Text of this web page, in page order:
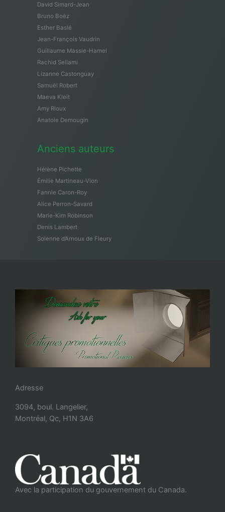
David Simard-Jean
Bruno Boëz
Esther Baslé
Jean-François Vaudrin
Guillaume Massie-Hamel
Rachid Sellami
Lizanne Castonguay
Samuël Robert
Maeva Kleit
Amy Rioux
Anatole Demougin
Anciens auteurs
Hélène Pichette
Émilie Martineau-Vion
Fannie Caron-Roy
Alice Perron-Savard
Marie-Kim Robinson
Denis Lambert
Solenne d’Arnoux de Fleury
Adresse
3094, boul. Langelier,
Montréal, Qc, H1N 3A6
Avec la participation du gouvernement du Canada.